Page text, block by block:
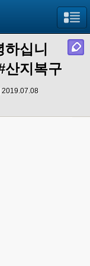
십니
산지복구
2019.07.08